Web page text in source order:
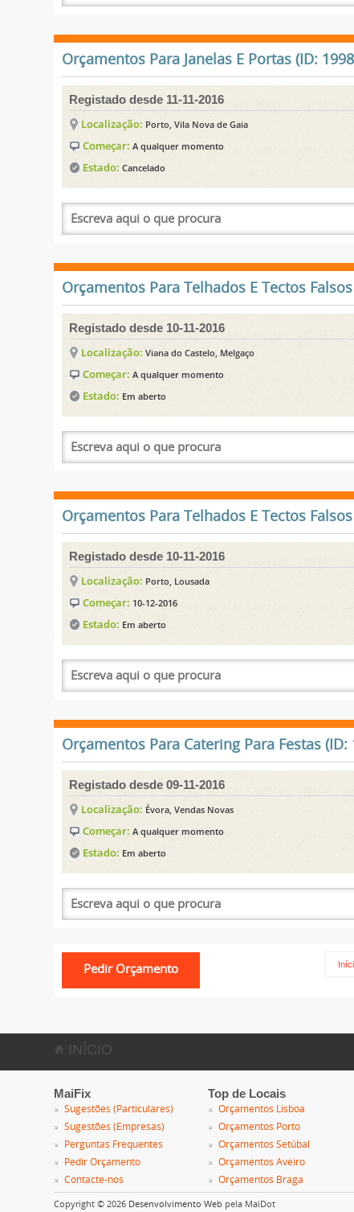
Orçamentos Para Janelas E Portas (ID:
Registado desde 11-11-2016
Localização: Porto, Vila Nova de Gaia
Começar:A qualquer momento
Estado:Cancelado
Orçamentos Para Telhados E Tectos
Registado desde 10-11-2016
Localização:Viana do Castelo, Melgaço
Começar:A qualquer momento
Estado: Em aberto
Orçamentos Para Telhados E Tectos
Registado desde 10-11-2016
Localização: Porto, Lousada
Começar: 10-12-2016
Estado: Em aberto
Orçamentos Para Catering Para Festas (ID:
Registado desde 09-11-2016
Localização: Évora, Vendas Novas
Começar:A qualquer momento
Estado: Em aberto
INÍCIO
MaiFix
Sugestões (Particulares)
Sugestões (Empresas)
Perguntas Frequentes
Pedir Orçamento
Contacte-nos
Top de Locais
Orçamentos Lisboa
Orçamentos Porto
Orçamentos Setúbal
Orçamentos Aveiro
Orçamentos Braga
Copyright © 2026 Desenvolvimento Web pela MaiDot